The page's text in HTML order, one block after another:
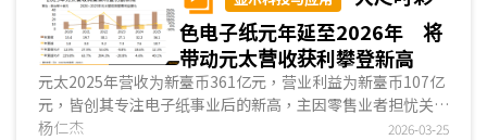
讯、卫星天线等非显示事业，借以从早已成为红海的面板事业
中转型升级，延续企业寿命、扩大获利机会，呈现面板厂正逐
渐脱离传统制造业角色，成为显示与光电解决方案公司。...
色电子纸元年延至2026年 将
带动元太营收获利攀登新高
元太2025年营收为新臺币361亿元，营业利益为新臺币107亿
元，皆创其专注电子纸事业后的新高，主因零售业者担忧关税
可能导致零售价格变动频繁，反助长电子标签出货。
杨仁杰 2026-03-25